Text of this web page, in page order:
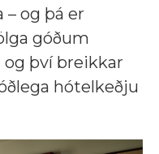
– og þá er
góðum
því breikkar
hótelkeðju